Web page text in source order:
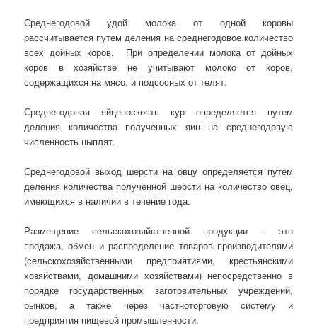
Среднегодовой удой молока от одной коровы
рассчитывается путем деления на среднегодовое количество
всех дойных коров. При определении молока от дойных
коров в хозяйстве не учитывают молоко от коров,
содержащихся на мясо, и подсосных от телят.
Среднегодовая яйценоскость кур определяется путем
деления количества полученных яиц на среднегодовую
численность цыплят.
Среднегодовой выход шерсти на овцу определяется путем
деления количества полученной шерсти на количество овец,
имеющихся в наличии в течение года.
Размещение сельскохозяйственной продукции – это
продажа, обмен и распределение товаров производителями
(сельскохозяйственными предприятиями, крестьянскими
хозяйствами, домашними хозяйствами) непосредственно в
порядке государственных заготовительных учреждений,
рынков, а также через частноторговую систему и
предприятия пищевой промышленности.